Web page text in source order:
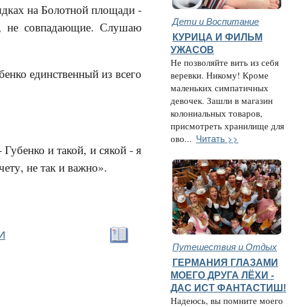
на Болотной площади -
не совпадающие. Слушаю
единственный из всего
и такой, и сякой - я
не так и важно».
Дети и Воспитание
КУРИЦА И ФИЛЬМ
УЖАСОВ
Не позволяйте вить из себя
веревки. Никому! Кроме
маленьких симпатичных
девочек. Зашли в магазин
колониальных товаров,
присмотреть хранилище для
ово... Читать >>
Путешествия и Отдых
ГЕРМАНИЯ ГЛАЗАМИ
МОЕГО ДРУГА ЛЁХИ -
ДАС ИСТ ФАНТАСТИШ!
Надеюсь, вы помните моего